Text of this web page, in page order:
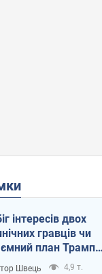
інтересів двох
гравців чи
план Трампа
Швець 4,9 т.